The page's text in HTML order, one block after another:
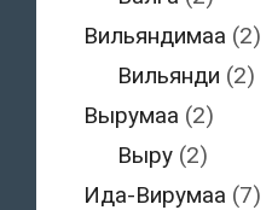
Вильяндимаа (2)
Вильянди (2)
Вырумаа (2)
Выру (2)
Ида-Вирумаа (7)